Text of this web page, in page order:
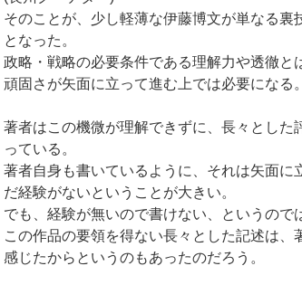
そのことが、少し軽薄な伊藤博文が単なる裏
となった。
政略・戦略の必要条件である理解力や透徹と
頑固さが矢面に立って進む上では必要になる。
著者はこの機微が理解できずに、長々とした
っている。
著者自身も書いているように、それは矢面に
だ経験がないということが大きい。
でも、経験が無いので書けない、というので
この作品の要領を得ない長々とした記述は、
感じたからというのもあったのだろう。